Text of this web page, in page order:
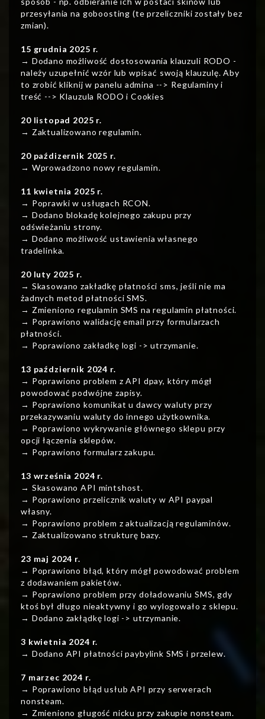
przesyłania na goboosting (te przeliczniki zostały bez
zmian).
15 grudnia 2025 r.
→ Dodano możliwość dostosowania klauzuli RODO -
należy uzupełnić wzór lub wpisać swoją klauzulę. Aby
to zrobić kliknij w panelu admina --> Regulaminy i
treść --> Klauzula RODO i Cookies
20 listopad 2025 r.
→ Zaktualizowano regulamin.
20 paźdizernik 2025 r.
→ Wprowadzono nowy regulamin.
11 kwietnia 2025 r.
→ Poprawki w usługach RCON.
→ Dodano blokadę kolejnego zakupu przy
odświeżaniu strony.
→ Dodano możliwość ustawienia własnego
tradelinka.
20 luty 2025 r.
→ Skasowano zakładkę płatności sms, jeśli nie ma
żadnych metod płatności SMS.
→ Zmieniono regulamin SMS na regulamin płatności.
→ Poprawiono walidację email przy formularzach
płatności.
→ Poprawiono zakładkę logi -> utrzymanie.
13 październik 2024 r.
→ Poprawiono problem z API dpay, który mógł
powodować podwójne zapisy.
→ Poprawiono komunikat u dawcy waluty przy
przekazywaniu waluty do innego użytkownika.
→ Poprawiono wykrywanie głównego sklepu przy
opcji łączenia sklepów.
→ Poprawiono formularz zakupu.
13 września 2024 r.
→ Skasowano API mintshost.
→ Poprawiono przelicznik waluty w API paypal
własny.
→ Poprawiono problem z aktualizacją regulaminów.
→ Zaktualizowano strukturę bazy.
23 maj 2024 r.
→ Poprawiono błąd, który mógł powodować problem
z dodawaniem pakietów.
→ Poprawiono problem przy doładowaniu SMS, gdy
ktoś był długo nieaktywny i go wylogowało z sklepu.
→ Dodano zakłądkę logi -> utrzymanie.
3 kwietnia 2024 r.
→ Dodano API płatności paybylink SMS i przelew.
7 marzec 2024 r.
→ Poprawiono błąd usłub API przy serwerach
nonsteam.
→ Zmieniono gługość nicku przy zakupie nonsteam.